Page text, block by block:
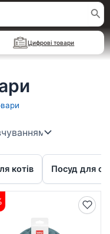
Цифрові товари
котів Посуд для